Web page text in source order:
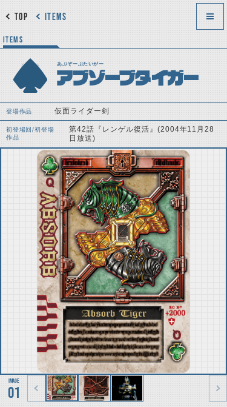
ITEMS
TOP
ITEMS
あぶぞーぶたいがー
アブゾーブタイガー
登場作品 仮面ライダー剣
初登場回/初登場
作品
第42話『レンゲル復活』(2004年11月28
日放送)
01